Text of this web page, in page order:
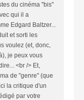
du cinéma "bis"
qui il a
Edgard Baltzer...
et sorti les
voulez (et, donc,
je peux vous
<br /> Et,
de "genre" (que
la critique d'un
par votre